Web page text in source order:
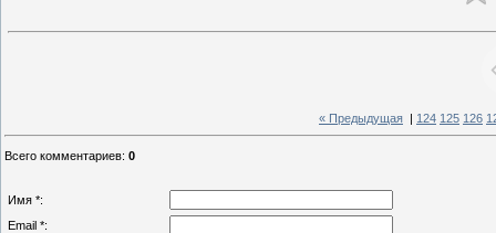
« Предыдущая 124 125 126
Всего комментариев: 0
Имя *:
Email *: